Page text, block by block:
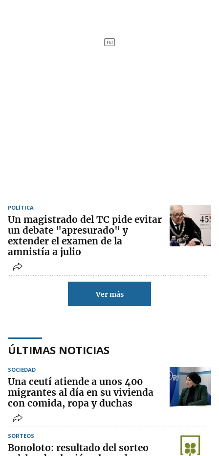
POLÍTICA
Un magistrado del TC pide evitar
un debate "apresurado" y
extender el examen de la
amnistía a julio
Ver más
ÚLTIMAS NOTICIAS
SOCIEDAD
Una ceutí atiende a unos 400
migrantes al día en su vivienda
con comida, ropa y duchas
SORTEOS
Bonoloto: resultado del sorteo